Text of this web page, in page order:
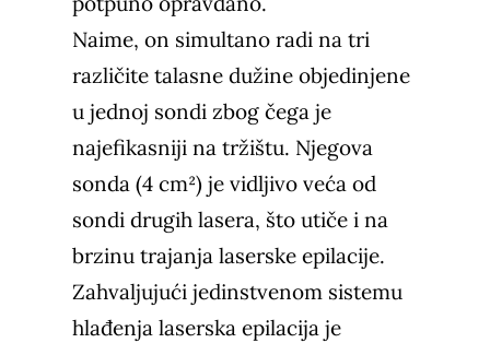
Naime, on simultano radi na tri
različite talasne dužine objedinjene
u jednoj sondi zbog čega je
najefikasniji na tržištu. Njegova
sonda (4 cm²) je vidljivo veća od
sondi drugih lasera, što utiče i na
brzinu trajanja laserske epilacije.
Zahvaljujući jedinstvenom sistemu
hlađenja laserska epilacija je